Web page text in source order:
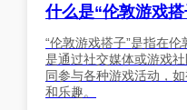
什么是“伦敦游戏
“伦敦游戏搭子”是指在
是通过社交媒体或游戏
同参与各种游戏活动，
和乐趣。